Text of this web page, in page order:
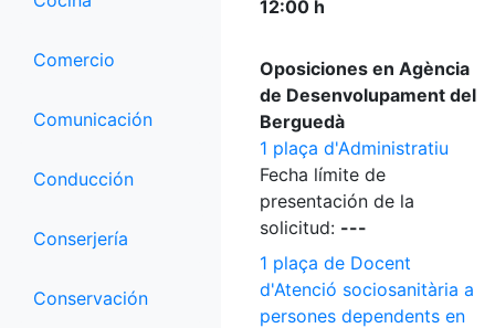
Comercio
Comunicación
Conducción
Conserjería
Conservación
12:00 h
Oposiciones en Agència
de Desenvolupament del
Berguedà
1 plaça d'Administratiu
Fecha límite de
presentación de la
solicitud: ---
1 plaça de Docent
d'Atenció sociosanitària a
persones dependents en